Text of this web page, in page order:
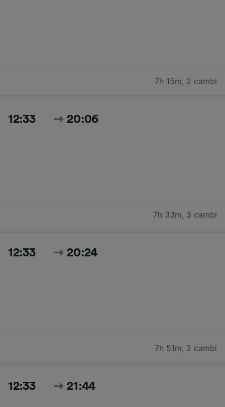
7h 15m, 2 cambi
12:33 20:06
7h 33m, 3 cambi
12:33 20:24
7h 51m, 2 cambi
12:33 21:44